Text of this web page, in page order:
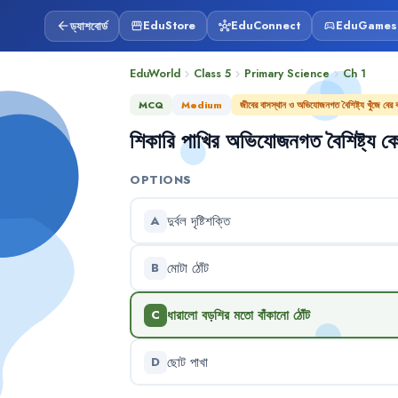
arrow_backড্যাশবোর্ড storefrontEduStore hubEduConnect sports_esportsEduGames
EduWorld chevron_right Class 5 chevron_right Primary Sciencechevron_rightCh 1
MCQ Medium জীবের বাসস্থান ও অভিযোজনগত বৈশিষ্ট্য খুঁজে বের
শিকারি পাখির অভিযোজনগত বৈশিষ্ট্য
OPTIONS
A দুর্বল দৃষ্টিশক্তি
B মোটা ঠোঁট
C ধারালো বড়শির মতো বাঁকানো ঠোঁট
D ছোট পাখা